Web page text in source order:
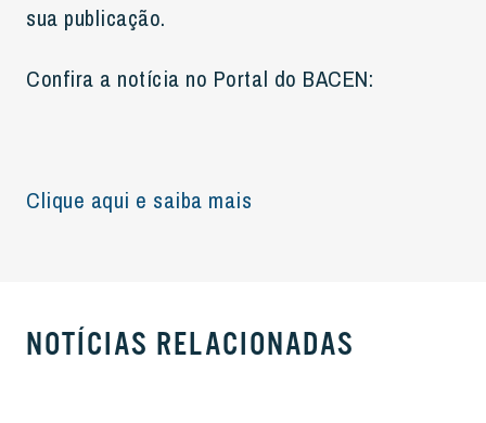
sua publicação.
Confira a notícia no Portal do BACEN:
Clique aqui e saiba mais
NOTÍCIAS RELACIONADAS